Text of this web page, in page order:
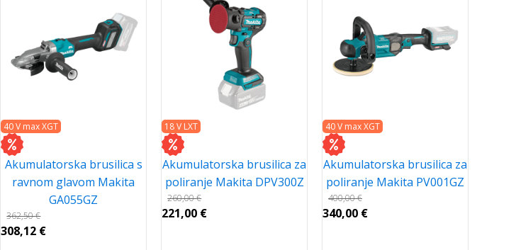
40 V max XGT
Akumulatorska brusilica s
ravnom glavom Makita
GA055GZ
362,50€
308,12 €
18 V LXT
Akumulatorska brusilica za
poliranje Makita DPV300Z
260,00€
221,00 €
40 V max XGT
Akumulatorska brusilica za
poliranje Makita PV001GZ
400,00€
340,00 €